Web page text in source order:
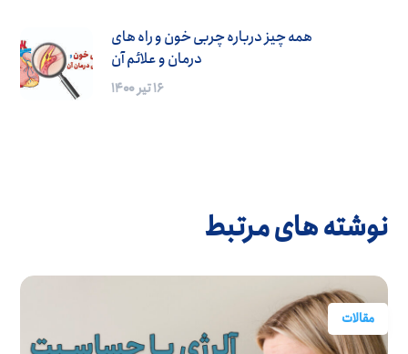
همه چیز درباره چربی خون و راه های
درمان و علائم آن
۱۶ تیر ۱۴۰۰
نوشته های مرتبط
مقالات